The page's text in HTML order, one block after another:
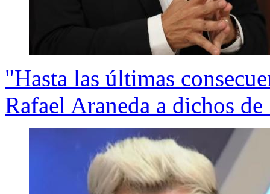
"Hasta las últimas
Rafael Araneda a dichos